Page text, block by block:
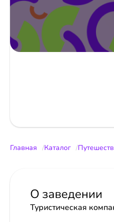
Главная Каталог
О заведении
Туристическая